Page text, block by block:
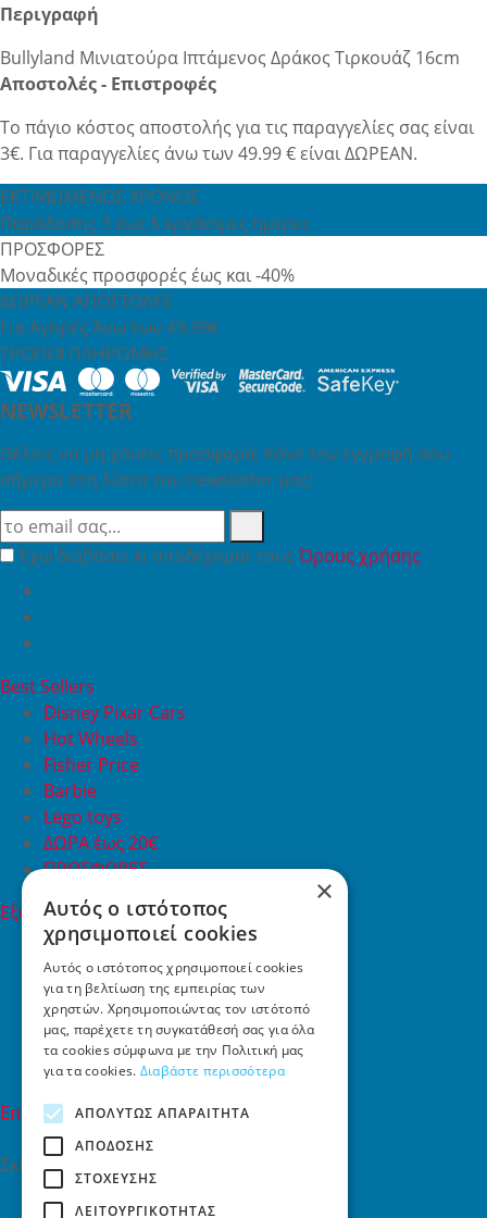
Περιγραφή
Bullyland Μινιατούρα Ιπτάμενος Δράκος Τιρκουάζ 16cm
Αποστολές - Επιστροφές
Το πάγιο κόστος αποστολής για τις παραγγελίες σας είναι
3€. Για παραγγελίες άνω των 49.99 € είναι ΔΩΡΕΑΝ.
ΕΚΤΙΜΩΜΕΝΟΣ ΧΡΟΝΟΣ
Παράδοσης 3 έως 6 εργάσιμες ημέρες
ΠΡΟΣΦΟΡΕΣ
Μοναδικές προσφορές έως και -40%
ΔΩΡΕΑΝ ΑΠΟΣΤΟΛΕΣ
Για Αγορές Άνω των 49,99€
ΤΡΟΠΟΙ ΠΛΗΡΩΜΗΣ
NEWSLETTER
Θέλεις να μη χάνεις προσφορά; Κάνε την εγγραφή σου
σήμερα στη λίστα του newsletter μας!
Έχω διαβάσει κι αποδέχομαι τουςΌρους χρήσης
Best Sellers
Disney Pixar Cars
Hot Wheels
Fisher Price
Barbie
Lego toys
ΔΩΡΑ έως 20€
ΠΡΟΣΦΟΡΕΣ
Εξυπηρέτηση Πελατών
Εξυπηρέτηση πελατών
Συχνές ερωτήσεις
Όροι χρήσης
Τρόποι Πληρωμής
Επιστροφές
Επικοινωνία
Επικοινωνία
Σκαλάνι, Ηράκλειο Κρήτης
2810731415
×
Αυτός ο ιστότοπος
χρησιμοποιεί cookies
Αυτός ο ιστότοπος χρησιμοποιεί cookies
για τη βελτίωση της εμπειρίας των
χρηστών. Χρησιμοποιώντας τον ιστότοπό
μας, παρέχετε τη συγκατάθεσή σας για όλα
τα cookies σύμφωνα με την Πολιτική μας
για τα cookies. Διαβάστε περισσότερα
ΑΠΟΛΎΤΩΣ ΑΠΑΡΑΊΤΗΤΑ
ΑΠΌΔΟΣΗΣ
ΣΤΌΧΕΥΣΗΣ
ΛΕΙΤΟΥΡΓΙΚΌΤΗΤΑΣ